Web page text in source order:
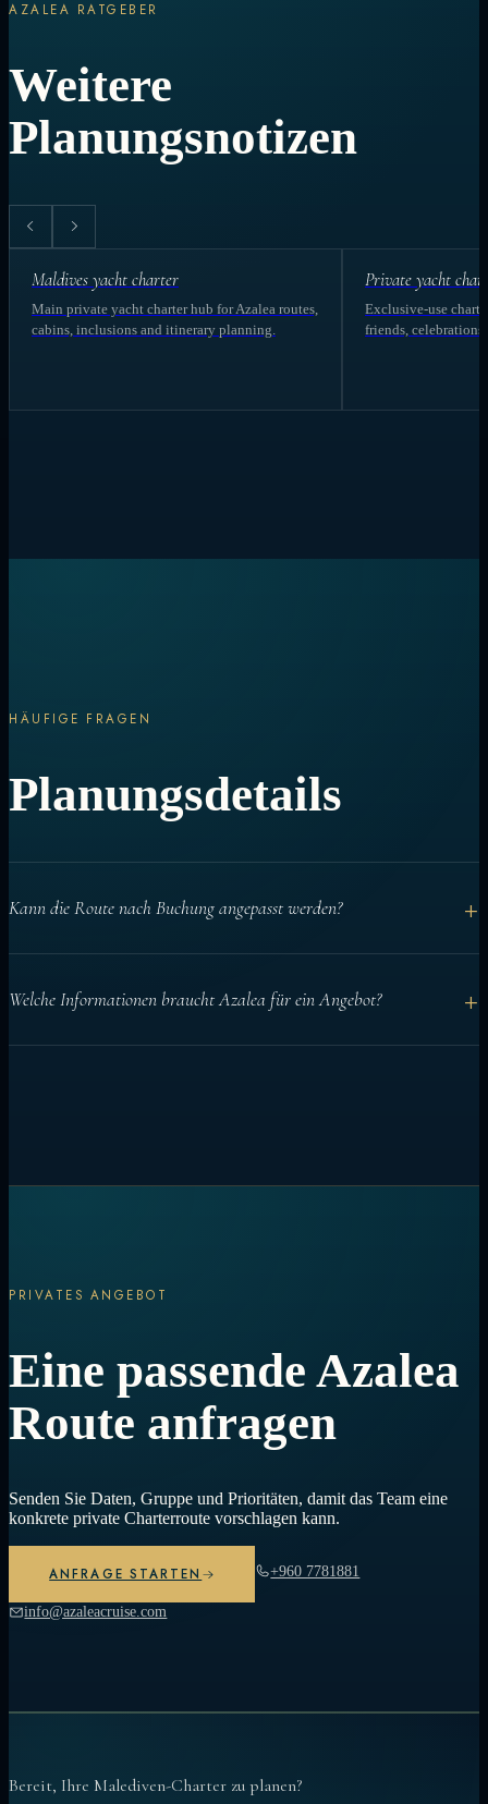
AZALEA RATGEBER
Weitere
Planungsnotizen
Maldives yacht charter
Main private yacht charter hub for Azalea routes,
cabins, inclusions and itinerary planning.
Private yacht
Exclusive-use
friends, celebrations
HÄUFIGE FRAGEN
Planungsdetails
Kann die Route nach Buchung angepasst werden? +
an Bedingungen und Gäste angepasst werden.
Welche Informationen braucht Azalea für ein Angebot? +
PRIVATES ANGEBOT
Eine passende Azalea
Route anfragen
Senden Sie Daten, Gruppe und Prioritäten, damit das Team eine
konkrete private Charterroute vorschlagen kann.
ANFRAGE STARTEN +960 7781881
info@azaleacruise.com
Bereit, Ihre Malediven-Charter zu planen?